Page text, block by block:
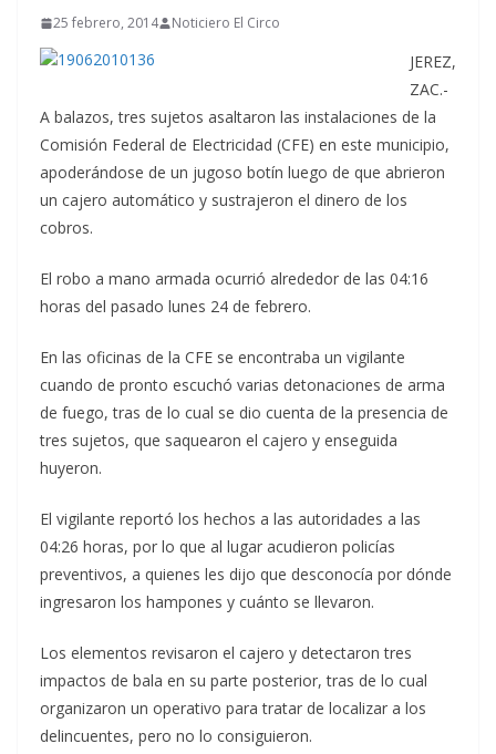
25 febrero, 2014 Noticiero El Circo
JEREZ,
ZAC.-
A balazos, tres sujetos asaltaron las instalaciones de la
Comisión Federal de Electricidad (CFE) en este municipio,
apoderándose de un jugoso botín luego de que abrieron
un cajero automático y sustrajeron el dinero de los
cobros.
El robo a mano armada ocurrió alrededor de las 04:16
horas del pasado lunes 24 de febrero.
En las oficinas de la CFE se encontraba un vigilante
cuando de pronto escuchó varias detonaciones de arma
de fuego, tras de lo cual se dio cuenta de la presencia de
tres sujetos, que saquearon el cajero y enseguida
huyeron.
El vigilante reportó los hechos a las autoridades a las
04:26 horas, por lo que al lugar acudieron policías
preventivos, a quienes les dijo que desconocía por dónde
ingresaron los hampones y cuánto se llevaron.
Los elementos revisaron el cajero y detectaron tres
impactos de bala en su parte posterior, tras de lo cual
organizaron un operativo para tratar de localizar a los
delincuentes, pero no lo consiguieron.